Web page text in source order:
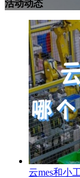
活动动态
云mes和小